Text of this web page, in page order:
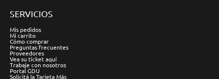
SERVICIOS
Mis pedidos
Mi carrito
Cómo comprar
Preguntas frecuentes
Proveedores
Vea su ticket aquí
Trabaje con nosotros
Portal GDU
Solicitá la Tarjeta Más